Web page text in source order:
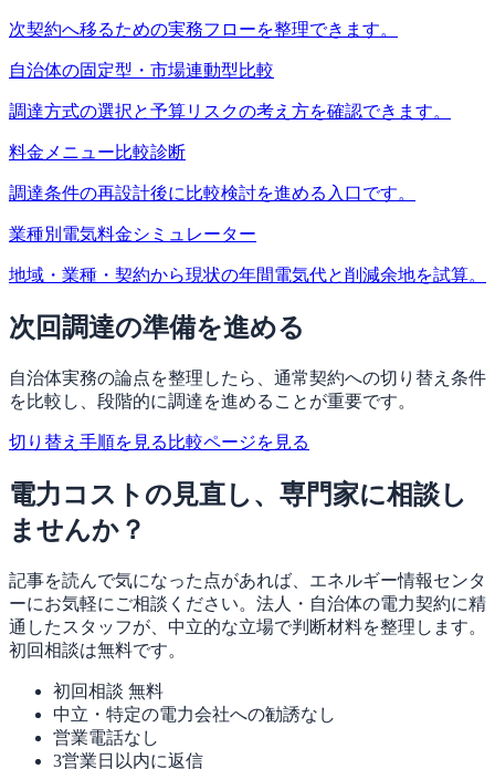
次契約へ移るための実務フローを整理できます。
自治体の固定型・市場連動型比較
調達方式の選択と予算リスクの考え方を確認できます。
料金メニュー比較診断
調達条件の再設計後に比較検討を進める入口です。
業種別電気料金シミュレーター
地域・業種・契約から現状の年間電気代と削減余地を試算。
次回調達の準備を進める
自治体実務の論点を整理したら、通常契約への切り替え条件
を比較し、段階的に調達を進めることが重要です。
切り替え手順を見る 比較ページを見る
電力コストの見直し、専門家に相談し
ませんか？
記事を読んで気になった点があれば、エネルギー情報センタ
ーにお気軽にご相談ください。法人・自治体の電力契約に精
通したスタッフが、中立的な立場で判断材料を整理します。
初回相談は無料です。
初回相談 無料
中立・特定の電力会社への勧誘なし
営業電話なし
3営業日以内に返信